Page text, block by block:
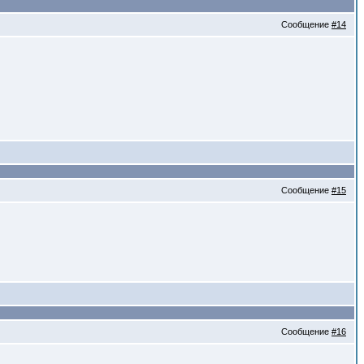
Сообщение #14
Сообщение #15
Сообщение #16